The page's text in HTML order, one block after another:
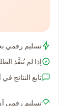
تسليم رقمي
إذا لم يُنفَّذ
تابع النتائج
تسليم رقمي